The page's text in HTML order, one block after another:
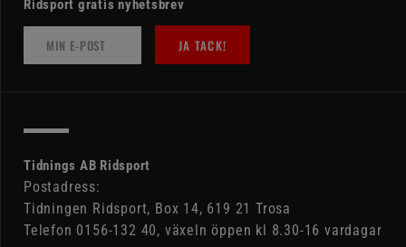
Ridsport gratis nyhetsbrev
JA TACK!
Tidnings AB Ridsport
Postadress:
Tidningen Ridsport, Box 14, 619 21 Trosa
Telefon 0156-132 40, växeln öppen kl 8.30-16 vardagar